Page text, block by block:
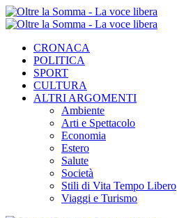
CRONACA
POLITICA
SPORT
CULTURA
ALTRI ARGOMENTI
Ambiente
Arti e Spettacolo
Economia
Estero
Salute
Società
Stili di Vita Tempo Libero
Viaggi e Turismo